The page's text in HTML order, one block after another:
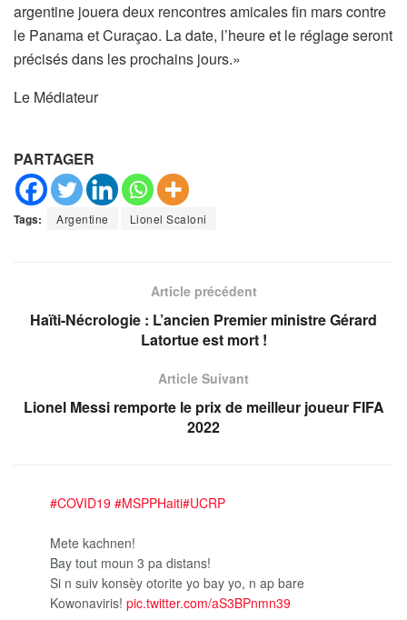
argentine jouera deux rencontres amicales fin mars contre
le Panama et Curaçao. La date, l’heure et le réglage seront
précisés dans les prochains jours.»
Le Médiateur
PARTAGER
Tags: Argentine Lionel Scaloni
Article précédent
Haïti-Nécrologie : L’ancien Premier ministre Gérard
Latortue est mort !
Article Suivant
Lionel Messi remporte le prix de meilleur joueur FIFA
2022
#COVID19 #MSPPHaiti#UCRP
Mete kachnen!
Bay tout moun 3 pa distans!
Si n suiv konsèy otorite yo bay yo, n ap bare
Kowonaviris! pic.twitter.com/aS3BPnmn39